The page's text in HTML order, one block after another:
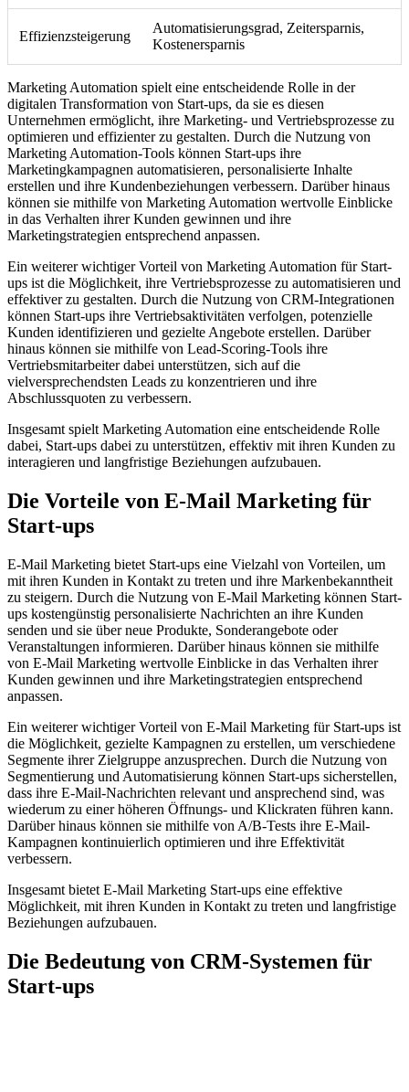
Effizienzsteigerung
Automatisierungsgrad, Zeitersparnis,
Kostenersparnis
Marketing Automation spielt eine entscheidende Rolle in der
digitalen Transformation von Start-ups, da sie es diesen
Unternehmen ermöglicht, ihre Marketing- und Vertriebsprozesse zu
optimieren und effizienter zu gestalten. Durch die Nutzung von
Marketing Automation-Tools können Start-ups ihre
Marketingkampagnen automatisieren, personalisierte Inhalte
erstellen und ihre Kundenbeziehungen verbessern. Darüber hinaus
können sie mithilfe von Marketing Automation wertvolle Einblicke
in das Verhalten ihrer Kunden gewinnen und ihre
Marketingstrategien entsprechend anpassen.
Ein weiterer wichtiger Vorteil von Marketing Automation für Start-
ups ist die Möglichkeit, ihre Vertriebsprozesse zu automatisieren und
effektiver zu gestalten. Durch die Nutzung von CRM-Integrationen
können Start-ups ihre Vertriebsaktivitäten verfolgen, potenzielle
Kunden identifizieren und gezielte Angebote erstellen. Darüber
hinaus können sie mithilfe von Lead-Scoring-Tools ihre
Vertriebsmitarbeiter dabei unterstützen, sich auf die
vielversprechendsten Leads zu konzentrieren und ihre
Abschlussquoten zu verbessern.
Insgesamt spielt Marketing Automation eine entscheidende Rolle
dabei, Start-ups dabei zu unterstützen, effektiv mit ihren Kunden zu
interagieren und langfristige Beziehungen aufzubauen.
Die Vorteile von E-Mail Marketing für
Start-ups
E-Mail Marketing bietet Start-ups eine Vielzahl von Vorteilen, um
mit ihren Kunden in Kontakt zu treten und ihre Markenbekanntheit
zu steigern. Durch die Nutzung von E-Mail Marketing können Start-
ups kostengünstig personalisierte Nachrichten an ihre Kunden
senden und sie über neue Produkte, Sonderangebote oder
Veranstaltungen informieren. Darüber hinaus können sie mithilfe
von E-Mail Marketing wertvolle Einblicke in das Verhalten ihrer
Kunden gewinnen und ihre Marketingstrategien entsprechend
anpassen.
Ein weiterer wichtiger Vorteil von E-Mail Marketing für Start-ups ist
die Möglichkeit, gezielte Kampagnen zu erstellen, um verschiedene
Segmente ihrer Zielgruppe anzusprechen. Durch die Nutzung von
Segmentierung und Automatisierung können Start-ups sicherstellen,
dass ihre E-Mail-Nachrichten relevant und ansprechend sind, was
wiederum zu einer höheren Öffnungs- und Klickraten führen kann.
Darüber hinaus können sie mithilfe von A/B-Tests ihre E-Mail-
Kampagnen kontinuierlich optimieren und ihre Effektivität
verbessern.
Insgesamt bietet E-Mail Marketing Start-ups eine effektive
Möglichkeit, mit ihren Kunden in Kontakt zu treten und langfristige
Beziehungen aufzubauen.
Die Bedeutung von CRM-Systemen für
Start-ups